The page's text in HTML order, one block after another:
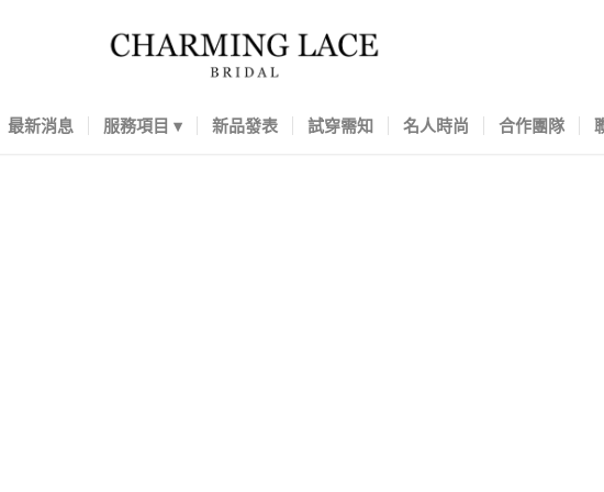
最新消息 服務項目 新品發表 試穿需知 名人時尚 合作團隊